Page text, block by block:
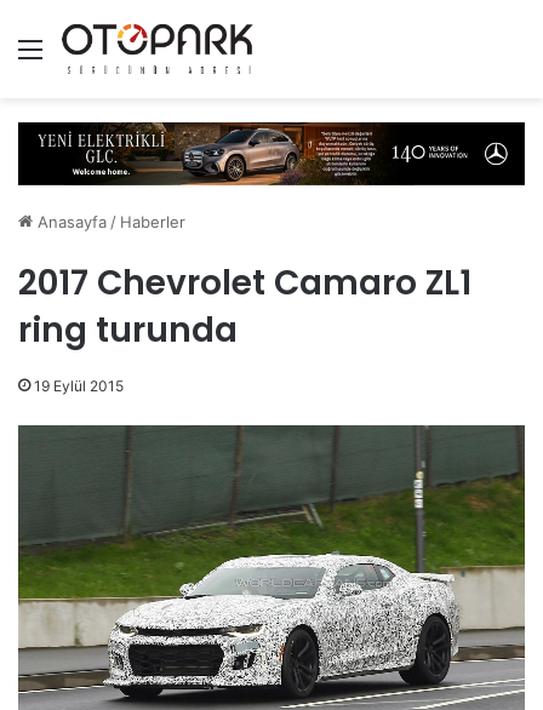
Menü
Anasayfa / Haberler
2017 Chevrolet Camaro ZL1
ring turunda
19 Eylül 2015